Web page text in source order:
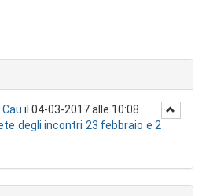
il 04-03-2017 alle 10:08
degli incontri 23 febbraio e 2